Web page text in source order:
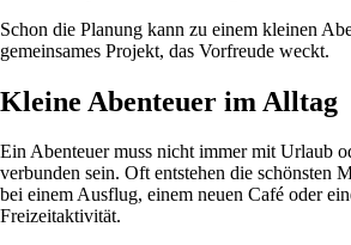
Schon die Planung kann zu einem kleinen
gemeinsames Projekt, das Vorfreude weckt.
Kleine Abenteuer im Alltag
Ein Abenteuer muss nicht immer mit Urlaub
verbunden sein. Oft entstehen die schönsten
bei einem Ausflug, einem neuen Café oder
Freizeitaktivität.